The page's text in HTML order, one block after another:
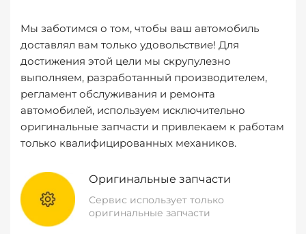
Мы заботимся о том, чтобы ваш автомобиль
доставлял вам только удовольствие! Для
достижения этой цели мы скрупулезно
выполняем, разработанный производителем,
регламент обслуживания и ремонта
автомобилей, используем исключительно
оригинальные запчасти и привлекаем к работам
только квалифицированных механиков.
Оригинальные запчасти
Сервис использует только
оригинальные запчасти